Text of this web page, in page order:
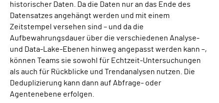
historischer Daten. Da die Daten nur an das Ende des
Datensatzes angehängt werden und mit einem
Zeitstempel versehen sind – und da die
Aufbewahrungsdauer über die verschiedenen Analyse-
und Data-Lake-Ebenen hinweg angepasst werden kann –,
können Teams sie sowohl für Echtzeit-Untersuchungen
als auch für Rückblicke und Trendanalysen nutzen. Die
Deduplizierung kann dann auf Abfrage- oder
Agentenebene erfolgen.